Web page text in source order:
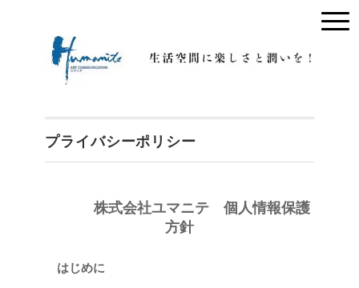
プライバシーポリシー
株式会社ユマニテ 個人情報保護
方針
はじめに